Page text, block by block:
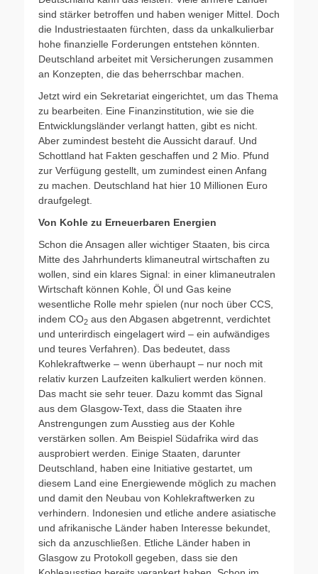
sind stärker betroffen und haben weniger Mittel. Doch
die Industriestaaten fürchten, dass da unkalkulierbar
hohe finanzielle Forderungen entstehen könnten.
Deutschland arbeitet mit Versicherungen zusammen
an Konzepten, die das beherrschbar machen.
Jetzt wird ein Sekretariat eingerichtet, um das Thema
zu bearbeiten. Eine Finanzinstitution, wie sie die
Entwicklungsländer verlangt hatten, gibt es nicht.
Aber zumindest besteht die Aussicht darauf. Und
Schottland hat Fakten geschaffen und 2 Mio. Pfund
zur Verfügung gestellt, um zumindest einen Anfang
zu machen. Deutschland hat hier 10 Millionen Euro
draufgelegt.
Von Kohle zu Erneuerbaren Energien
Schon die Ansagen aller wichtiger Staaten, bis circa
Mitte des Jahrhunderts klimaneutral wirtschaften zu
wollen, sind ein klares Signal: in einer klimaneutralen
Wirtschaft können Kohle, Öl und Gas keine
wesentliche Rolle mehr spielen (nur noch über CCS,
indem CO2 aus den Abgasen abgetrennt, verdichtet
und unterirdisch eingelagert wird – ein aufwändiges
und teures Verfahren). Das bedeutet, dass
Kohlekraftwerke – wenn überhaupt – nur noch mit
relativ kurzen Laufzeiten kalkuliert werden können.
Das macht sie sehr teuer. Dazu kommt das Signal
aus dem Glasgow-Text, dass die Staaten ihre
Anstrengungen zum Ausstieg aus der Kohle
verstärken sollen. Am Beispiel Südafrika wird das
ausprobiert werden. Einige Staaten, darunter
Deutschland, haben eine Initiative gestartet, um
diesem Land eine Energiewende möglich zu machen
und damit den Neubau von Kohlekraftwerken zu
verhindern. Indonesien und etliche andere asiatische
und afrikanische Länder haben Interesse bekundet,
sich da anzuschließen. Etliche Länder haben in
Glasgow zu Protokoll gegeben, dass sie den